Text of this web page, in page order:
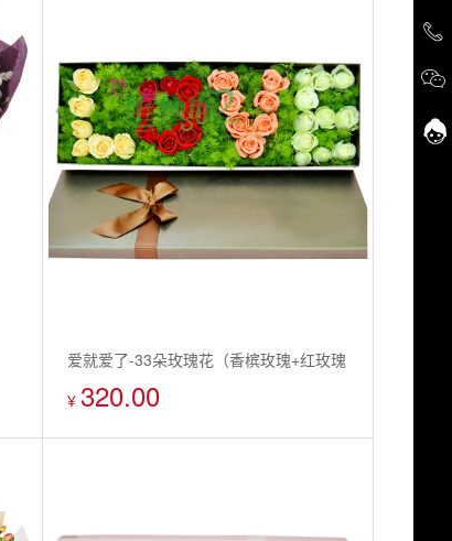
爱就爱了-33朵玫瑰花（香槟玫瑰+红玫瑰
+粉玫瑰+白玫瑰）
¥ 320.00